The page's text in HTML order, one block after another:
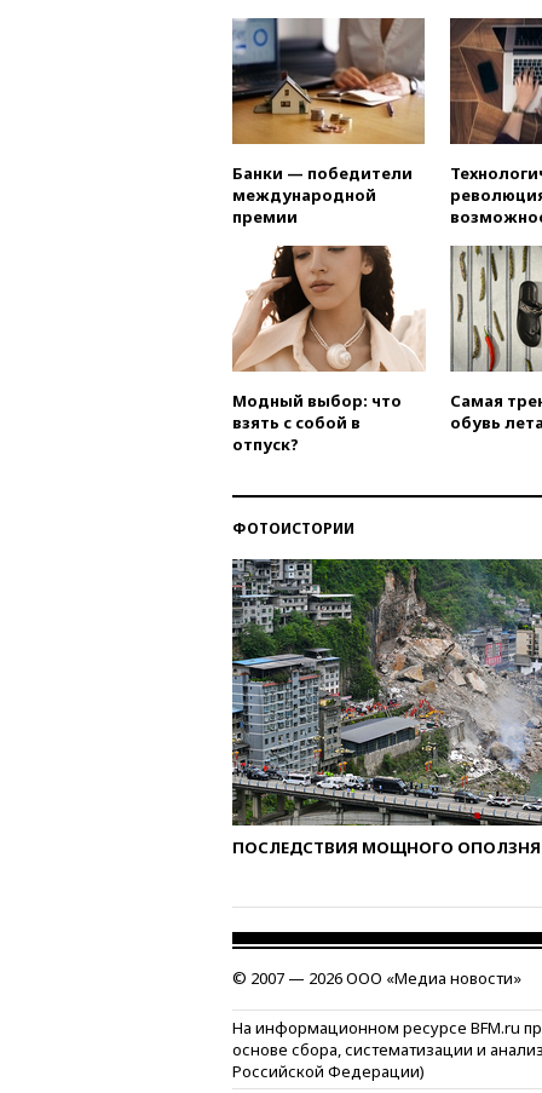
Банки — победители
международной
премии
Модный выбор: что
взять с собой в
отпуск?
Самая
обувь
ФОТОИСТОРИИ
ПОСЛЕДСТВИЯ МОЩНОГО ОПОЛЗНЯ
© 2007 — 2026 ООО «Медиа новости»
На информационном ресурсе BFM.ru
основе сбора, систематизации и
Российской Федерации)